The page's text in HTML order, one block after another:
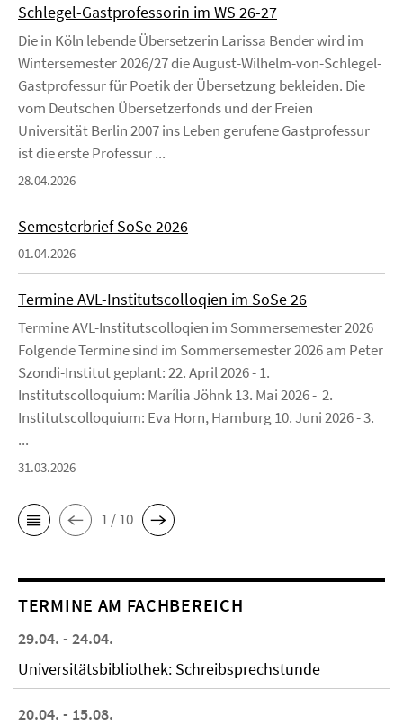
Schlegel-Gastprofessorin im WS 26-27
Die in Köln lebende Übersetzerin Larissa Bender wird im
Wintersemester 2026/27 die August-Wilhelm-von-Schlegel-
Gastprofessur für Poetik der Übersetzung bekleiden. Die
vom Deutschen Übersetzerfonds und der Freien
Universität Berlin 2007 ins Leben gerufene Gastprofessur
ist die erste Professur ...
28.04.2026
Semesterbrief SoSe 2026
01.04.2026
Termine AVL-Institutscolloqien im SoSe 26
Termine AVL-Institutscolloqien im Sommersemester 2026
Folgende Termine sind im Sommersemester 2026 am Peter
Szondi-Institut geplant: 22. April 2026 - 1.
Institutscolloquium: Marília Jöhnk 13. Mai 2026 - 2.
Institutscolloquium: Eva Horn, Hamburg 10. Juni 2026 - 3.
...
31.03.2026
1 / 10
TERMINE AM FACHBEREICH
29.04. - 24.04.
Universitätsbibliothek: Schreibsprechstunde
20.04. - 15.08.